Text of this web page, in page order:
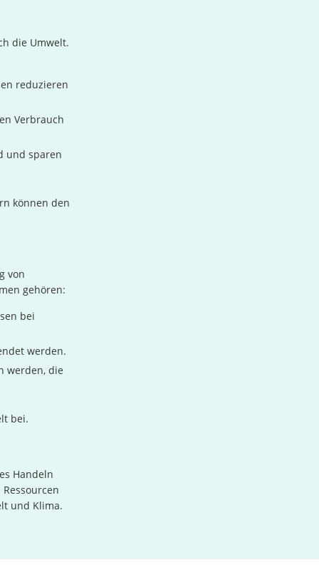
die Umwelt.
reduzieren
Verbrauch
und sparen
können den
von
gehören:
bei
werden.
werden, die
bei.
Handeln
und Klima.